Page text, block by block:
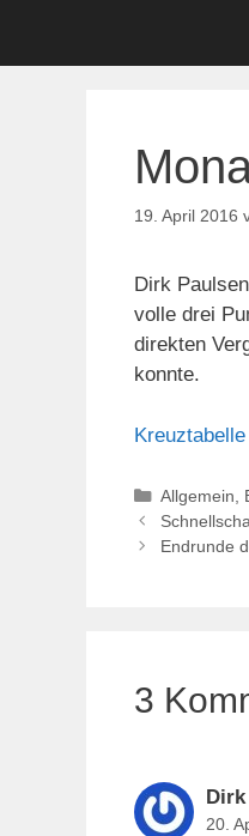
19. April 2016
Dirk
volle drei
direkten
konnte.
Kreuztabelle
Kategorien
Allgemein,
Endrunde
3
20.